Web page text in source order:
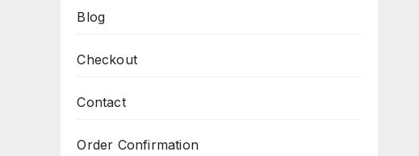
Blog
Checkout
Contact
Order Confirmation